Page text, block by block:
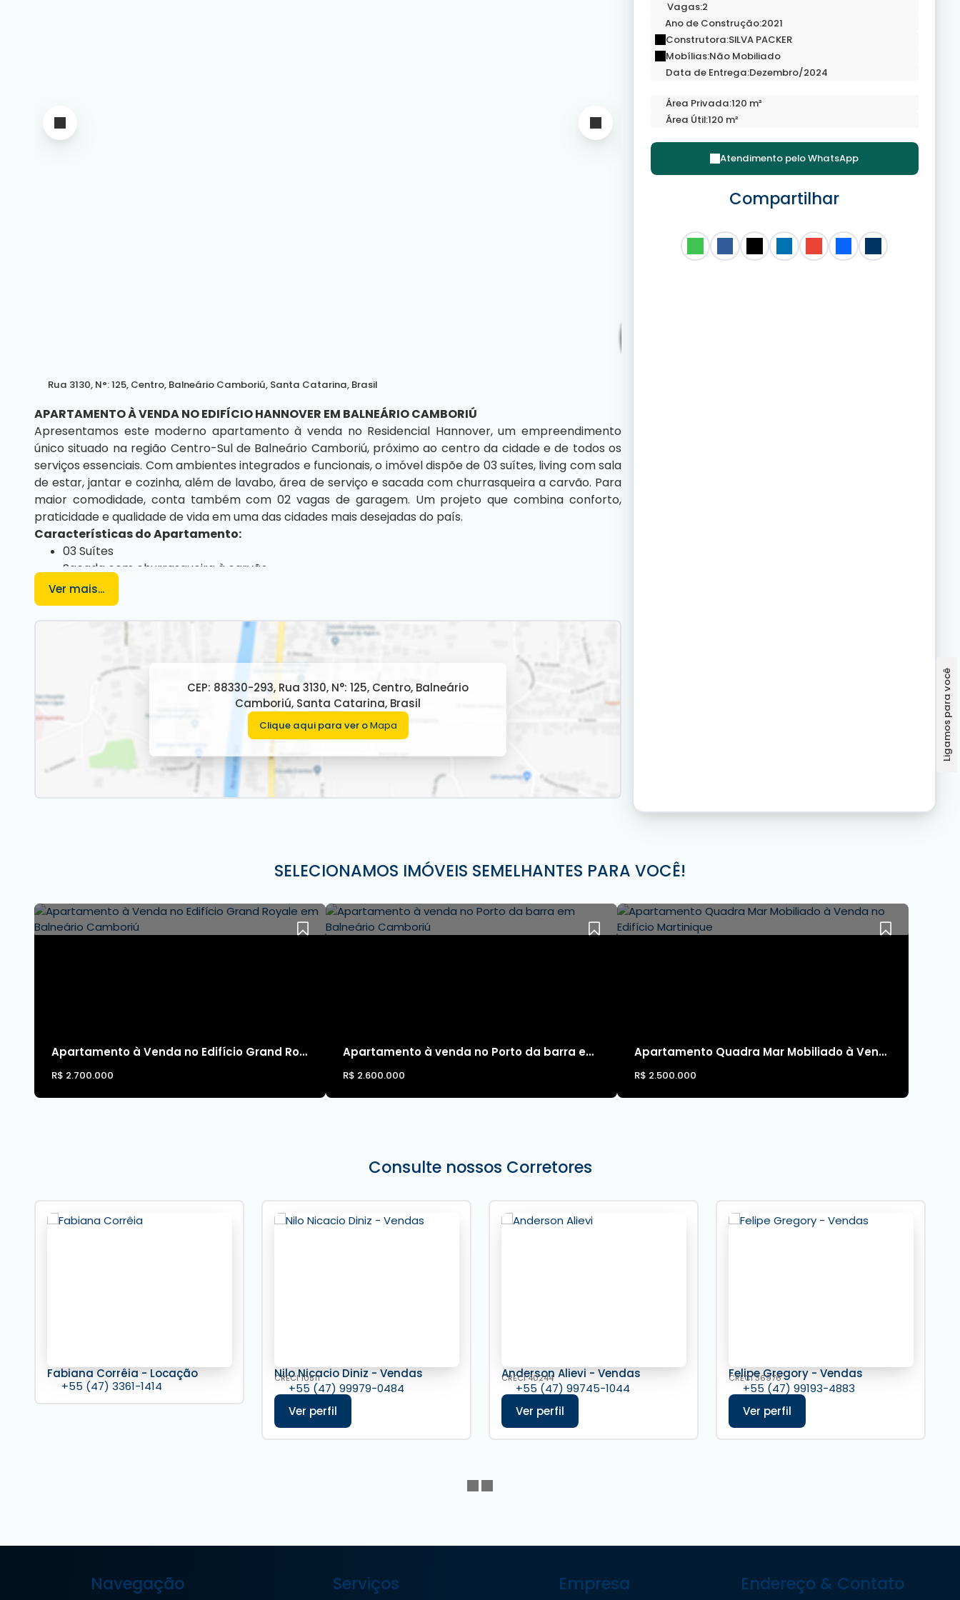
Rua 3130, N°:125, Centro, Balneário Camboriú, Santa Catarina, Brasil
APARTAMENTO À VENDA NO EDIFÍCIO HANNOVER EM BALNEÁRIO CAMBORIÚ
Apresentamos este moderno apartamento à venda no Residencial Hannover, um empreendimento
único situado na região Centro-Sul de Balneário Camboriú, próximo ao centro da cidade e de todos os
serviços essenciais. Com ambientes integrados e funcionais, o imóvel dispõe de 03 suítes, living com sala
de estar, jantar e cozinha, além de lavabo, área de serviço e sacada com churrasqueira a carvão. Para
maior comodidade, conta também com 02 vagas de garagem. Um projeto que combina conforto,
praticidade e qualidade de vida em uma das cidades mais desejadas do país.
Características do Apartamento:
03 Suítes
Sacada com churrasqueira à carvão
Laje técnica
02 Vagas de garagem
Sacada
Sala de Estar
Área de Serviço
Sala de jantar
Gás Individual
Hidrômetro Individual
Brinquedoteca
Salão de festas
Hall de entrada decorado e mobiliado
Para mais informações entre em contato com a
imobiliária em Balneário Camboriú
Ver mais...
CEP: 88330-293, Rua 3130, N°: 125, Centro, Balneário
Camboriú, Santa Catarina, Brasil
Clique aqui para ver oMapa
Vagas:2
Ano de Construção:2021
Construtora:SILVA PACKER
Mobílias:Não Mobiliado
Data de Entrega:Dezembro/2024
Área Privada:120 m²
Área Útil:120 m²
Atendimento peloWhatsApp
Compartilhar
SELECIONAMOS IMÓVEIS SEMELHANTES PARA VOCÊ!
Apartamento à Venda no Edifício Grand Royale em Balneário Camboriú
R$ 2.700.000
Apartamento à venda no Porto da barra em Balneário Camboriú
R$ 2.600.000
Apartamento Quadra Mar Mobiliado à Venda no Edifício Martinique
R$ 2.500.000
Consulte nossos Corretores
Fabiana Corrêia - Locação
+55 (47) 3361-1414
Nilo Nicacio Diniz - Vendas
CRECI10511
+55 (47) 99979-0484
Anderson Alievi - Vendas
CRECI40244
+55 (47) 99745-1044
Felipe Gregory - Vendas
CRECI36976
+55 (47) 99193-4883
Navegação Serviços Empresa Endereço & Contato